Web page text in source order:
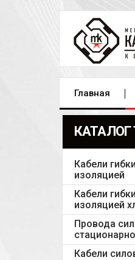
Главная
КАТАЛОГ
Кабели
изоляцией
Кабели
изоляцией
Провода
Кабели